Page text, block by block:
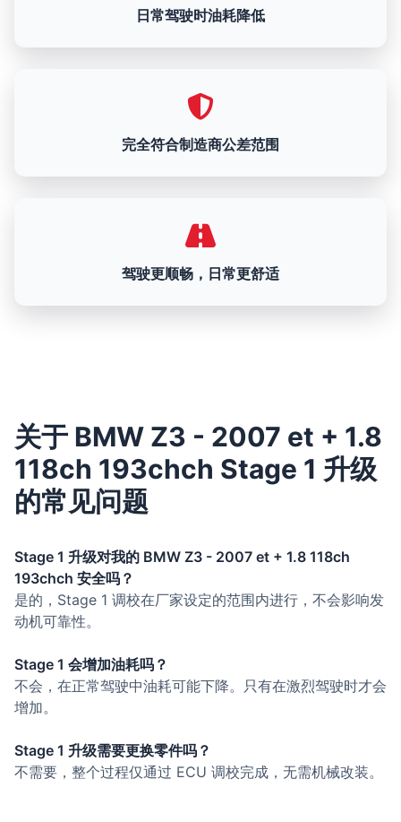
日常驾驶时油耗降低
完全符合制造商公差范围
驾驶更顺畅，日常更舒适
关于 BMW Z3 - 2007 et + 1.8
118ch 193chch Stage 1 升级
的常见问题
Stage 1 升级对我的 BMW Z3 - 2007 et + 1.8 118ch
193chch 安全吗？
是的，Stage 1 调校在厂家设定的范围内进行，不会影响发
动机可靠性。
Stage 1 会增加油耗吗？
不会，在正常驾驶中油耗可能下降。只有在激烈驾驶时才会
增加。
Stage 1 升级需要更换零件吗？
不需要，整个过程仅通过 ECU 调校完成，无需机械改装。